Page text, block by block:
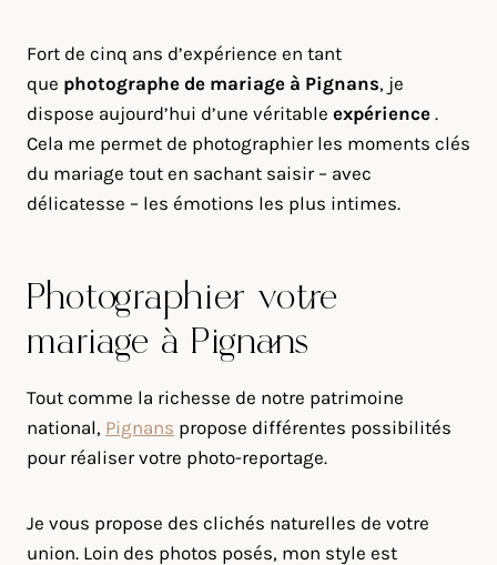
Fort de cinq ans d’expérience en tant
que photographe de mariage à Pignans, je
dispose aujourd’hui d’une véritable expérience .
Cela me permet de photographier les moments clés
du mariage tout en sachant saisir – avec
délicatesse – les émotions les plus intimes.
Photographier votre
mariage à Pignans
Tout comme la richesse de notre patrimoine
national, Pignans propose différentes possibilités
pour réaliser votre photo-reportage.
Je vous propose des clichés naturelles de votre
union. Loin des photos posés, mon style est